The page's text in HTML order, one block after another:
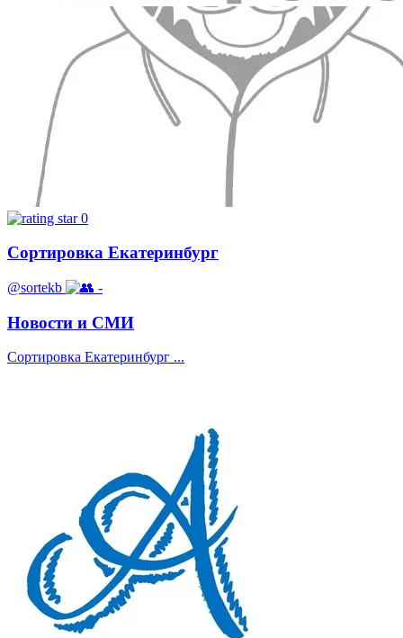
0
Сортировка Екатеринбург
@sortekb -
Новости и СМИ
Сортировка Екатеринбург ...